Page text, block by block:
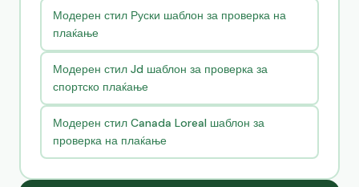
Модерен стил Руски шаблон за проверка на
плаќање
Модерен стил Jd шаблон за проверка за
спортско плаќање
Модерен стил Canada Loreal шаблон за
проверка на плаќање